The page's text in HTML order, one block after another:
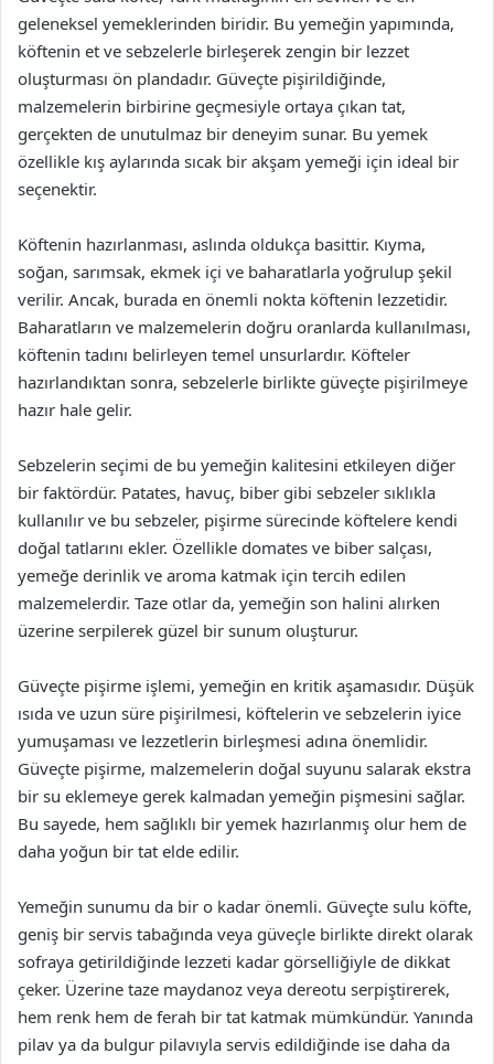
geleneksel yemeklerinden biridir. Bu yemeğin yapımında,
köftenin et ve sebzelerle birleşerek zengin bir lezzet
oluşturması ön plandadır. Güveçte pişirildiğinde,
malzemelerin birbirine geçmesiyle ortaya çıkan tat,
gerçekten de unutulmaz bir deneyim sunar. Bu yemek
özellikle kış aylarında sıcak bir akşam yemeği için ideal bir
seçenektir.
Köftenin hazırlanması, aslında oldukça basittir. Kıyma,
soğan, sarımsak, ekmek içi ve baharatlarla yoğrulup şekil
verilir. Ancak, burada en önemli nokta köftenin lezzetidir.
Baharatların ve malzemelerin doğru oranlarda kullanılması,
köftenin tadını belirleyen temel unsurlardır. Köfteler
hazırlandıktan sonra, sebzelerle birlikte güveçte pişirilmeye
hazır hale gelir.
Sebzelerin seçimi de bu yemeğin kalitesini etkileyen diğer
bir faktördür. Patates, havuç, biber gibi sebzeler sıklıkla
kullanılır ve bu sebzeler, pişirme sürecinde köftelere kendi
doğal tatlarını ekler. Özellikle domates ve biber salçası,
yemeğe derinlik ve aroma katmak için tercih edilen
malzemelerdir. Taze otlar da, yemeğin son halini alırken
üzerine serpilerek güzel bir sunum oluşturur.
Güveçte pişirme işlemi, yemeğin en kritik aşamasıdır. Düşük
ısıda ve uzun süre pişirilmesi, köftelerin ve sebzelerin iyice
yumuşaması ve lezzetlerin birleşmesi adına önemlidir.
Güveçte pişirme, malzemelerin doğal suyunu salarak ekstra
bir su eklemeye gerek kalmadan yemeğin pişmesini sağlar.
Bu sayede, hem sağlıklı bir yemek hazırlanmış olur hem de
daha yoğun bir tat elde edilir.
Yemeğin sunumu da bir o kadar önemli. Güveçte sulu köfte,
geniş bir servis tabağında veya güveçle birlikte direkt olarak
sofraya getirildiğinde lezzeti kadar görselliğiyle de dikkat
çeker. Üzerine taze maydanoz veya dereotu serpiştirerek,
hem renk hem de ferah bir tat katmak mümkündür. Yanında
pilav ya da bulgur pilavıyla servis edildiğinde ise daha da